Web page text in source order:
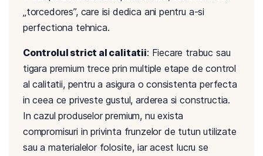
„torcedores”, care isi dedica ani pentru a-si
perfectiona tehnica.
Controlul strict al calitatii: Fiecare trabuc sau
tigara premium trece prin multiple etape de control
al calitatii, pentru a asigura o consistenta perfecta
in ceea ce priveste gustul, arderea si constructia.
In cazul produselor premium, nu exista
compromisuri in privinta frunzelor de tutun utilizate
sau a materialelor folosite, iar acest lucru se